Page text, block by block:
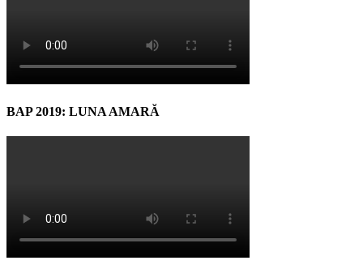
BAP 2019: LUNA AMARĂ